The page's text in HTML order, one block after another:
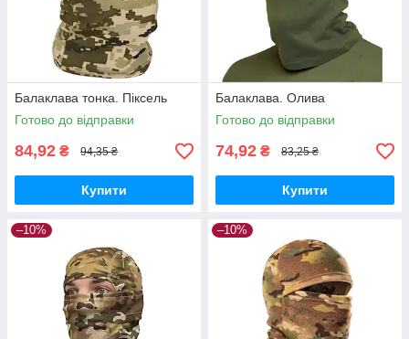
Балаклава тонка. Піксель
Готово до відправки
84,92 ₴ 94,35 ₴
Купити
Балаклава. Олива
Готово до відправки
74,92 ₴ 83,25 ₴
Купити
–10% –10%